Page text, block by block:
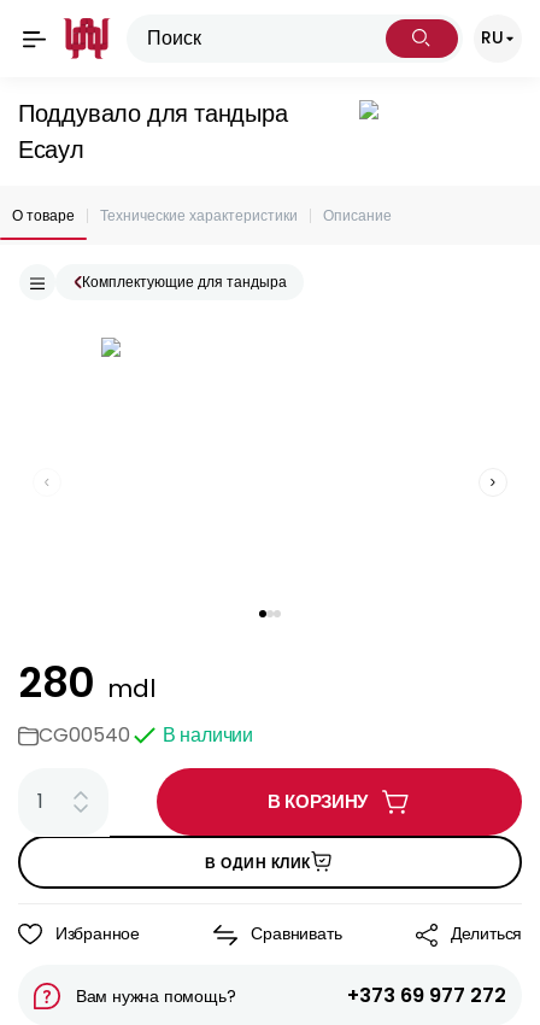
RU
Поддувало для тандыра
Есаул
О товаре Технические характеристики Описание
Комплектующие для тандыра
280 mdl
CG00540 В наличии
В КОРЗИНУ
В ОДИН КЛИК
Избранное Сравнивать Делиться
Вам нужна помощь? +373 69 977 272